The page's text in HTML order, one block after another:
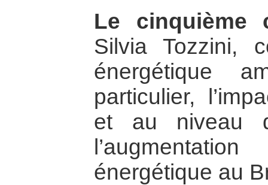
Le cinquième
Silvia Tozzini,
énergétique
particulier,
et au niveau
énergétique au